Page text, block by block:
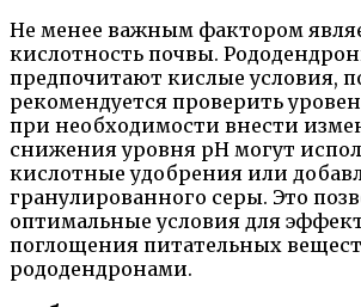
Не менее важным фактором
кислотность почвы.
предпочитают кислые условия,
рекомендуется проверить
при необходимости внести
снижения уровня pH могут
кислотные удобрения или
гранулированного серы. Это
оптимальные условия для
поглощения питательных
рододендронами.